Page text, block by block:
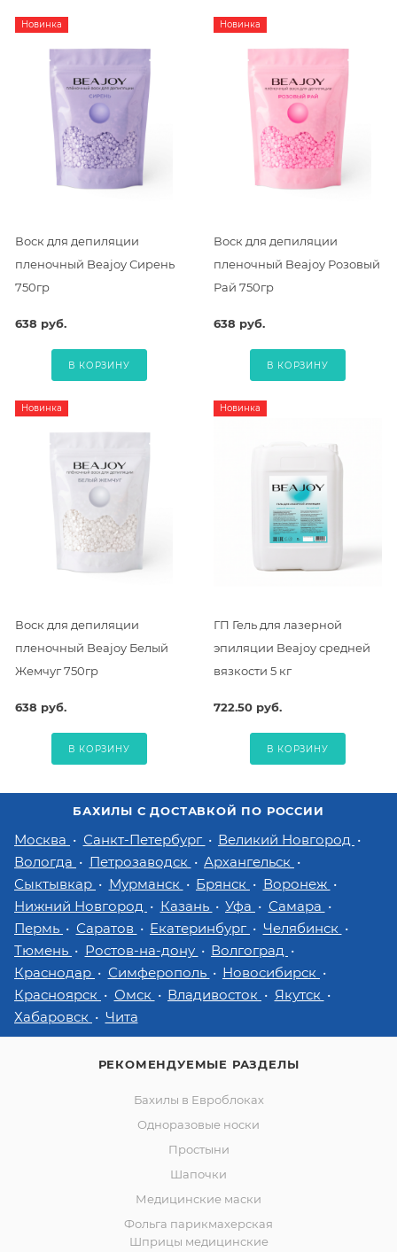
Новинка
Воск для депиляции
пленочный Beajoy Сирень
750гр
638 руб.
В КОРЗИНУ
Новинка
Воск для депиляции
пленочный Beajoy Розовый
Рай 750гр
638 руб.
В КОРЗИНУ
Новинка
Воск для депиляции
пленочный Beajoy Белый
Жемчуг 750гр
638 руб.
В КОРЗИНУ
Новинка
ГП Гель для лазерной
эпиляции Beajoy средней
вязкости 5 кг
722.50 руб.
В КОРЗИНУ
БАХИЛЫ С ДОСТАВКОЙ ПО РОССИИ
Москва Санкт-Петербург
Великий Новгород
Вологда
Петрозаводск
Архангельск
Сыктывкар
Мурманск Брянск
Воронеж
Нижний Новгород
Казань Уфа
Самара
Пермь
Саратов Екатеринбург
Челябинск
Тюмень
Ростов-на-дону
Волгоград
Краснодар
Симферополь
Новосибирск
Красноярск
Омск Владивосток
Якутск
Хабаровск
Чита
РЕКОМЕНДУЕМЫЕ РАЗДЕЛЫ
Бахилы в Евроблоках
Одноразовые носки
Простыни
Шапочки
Медицинские маски
Фольга парикмахерская
Шприцы медицинские